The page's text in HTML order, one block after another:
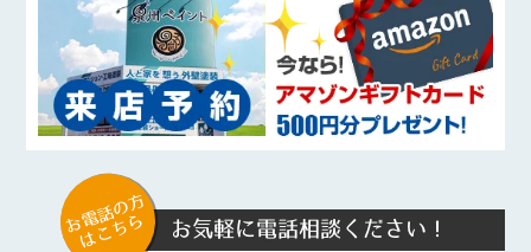
お電話の方
はこちら お気軽に電話相談ください！